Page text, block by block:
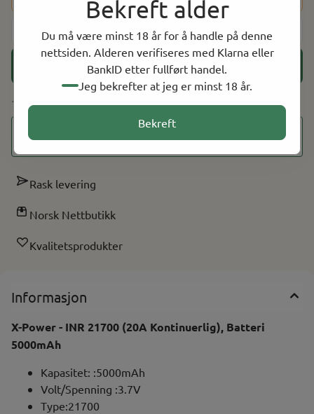
Bekreft alder
Du må være minst 18 år for å handle på denne
nettsiden. Alderen verifiseres med Klarna eller
BankID etter fullført handel.
Jeg bekrefter at jeg er minst 18 år.
Bekreft
eske, 25 esker per kartong.
Legg i handlekurv
102 På lager
butikker, totalt
antall:244 Vis alle butikker
Rask levering
Norsk Nettbutikk
Kvalitetsprodukter
Informasjon
X-Power - INR 21700 (20A Kontinuerlig), Batteri
5000mAh
Kapasitet: :5000mAh
Volt/Spenning :3.7V
Type:21700